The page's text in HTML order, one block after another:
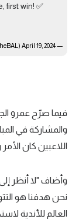
كويز في الجول
first win! ✅
— Basketball Africa League (@theBAL)
April 19, 2024
فيما صرّح عمرو
والمشاركة في
اللاعبين كان الأمر
وأضاف "لا أنظر
نحن هدفنا هو
العالم للأندية